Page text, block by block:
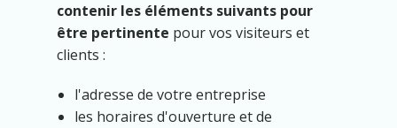
contenir les éléments suivants pour
être pertinente pour vos visiteurs et
clients :
l'adresse de votre entreprise
les horaires d'ouverture et de